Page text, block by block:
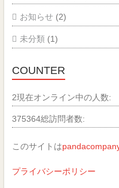
お知らせ (2)
未分類 (1)
COUNTER
2現在オンライン中の人数:
375364総訪問者数:
このサイトは
プライバシーポリシー